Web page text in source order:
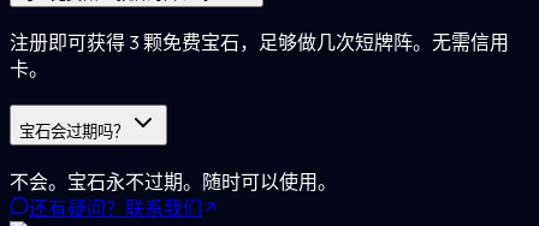
注册即可获得 3 颗免费宝石，足够做几次短牌阵。无需信用
卡。
宝石会过期吗？
不会。宝石永不过期。随时可以使用。
还有疑问？联系我们